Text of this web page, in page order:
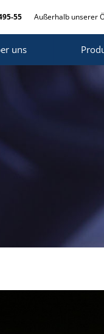
55 Außerhalb unserer
uns